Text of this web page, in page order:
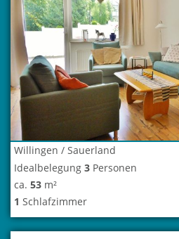
Willingen / Sauerland
Idealbelegung 3 Personen
ca. 53 m²
1 Schlafzimmer